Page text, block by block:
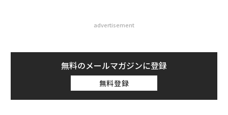
advertisement
無料のメールマガジンに登録
無料登録